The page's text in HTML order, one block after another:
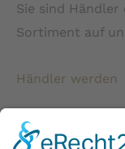
Sie sind
Sortiment auf
Händler werden